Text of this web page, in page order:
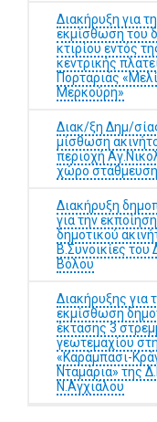
Διακήρυξη για
εκμίσθωση του
κτιρίου εντός
κεντρικής
Πορταριάς
Μερκούρη»
Διακ/ξη Δημ/
μίσθωση
περιοχή
χώρο
Διακήρυξη
για την εκποίηση
δημοτικού
Β.Συνοικίες του
Βόλου
Διακήρυξης για
εκμίσθωση
έκτασης 3
γεωτεμαχίου
«Καράμπασι-
Νταμάρια» της
Ν.Αγχιάλου